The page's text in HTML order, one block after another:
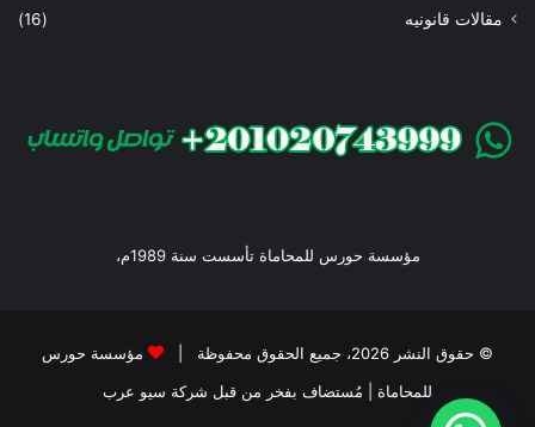
مقالات قانونيه
(16)
مؤسسة حورس للمحاماة تأسست سنة 1989م،
© حقوق النشر 2026، جميع الحقوق محفوظة |
مؤسسة حورس
للمحاماة
| مُستضاف بفخر من قبل شركة سيو عرب